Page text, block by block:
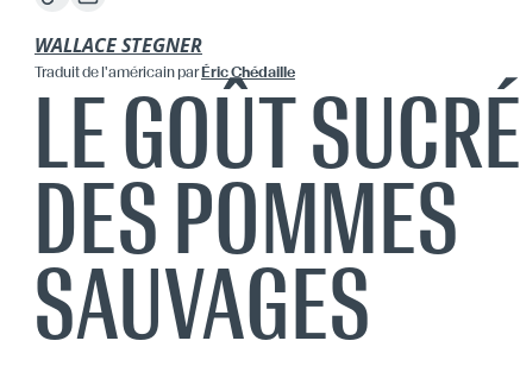
WALLACE STEGNER
Traduitde l'américainparÉric Chédaille
LE GOÛT SUCRÉ
DES POMMES
SAUVAGES